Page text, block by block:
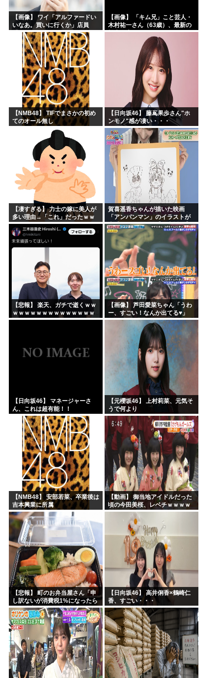
【画像】 ワイ「アルファードい
いなあ。買いに行くか」店員
「ほいっ見積もりな！」ワイ
「金額おかしくね？」←お前ら
もそう思うよな？？？？？
【画像】 「キム兄」こと芸人・
木村祐一さん（63歳）、最新の
松本人志さんとのツーショット
が完全に別人だとネット騒然！
「マジで誰かわからん」...
【NMB48】 TIFでまさかの初め
てのオール無し
【日向坂46】 藤嶌果歩さん"ホ
ンモノ"感が凄い・・・
【凄すぎる】 力士の嫁に美人が
多い理由→「これ」だったｗｗ
ｗｗｗｗｗ
賀喜遥香ちゃんが描いた映画
「アンパンマン」のイラストが
上手すぎる！！！【乃木坂46】
【悲報】 楽天、ガチで逝くｗｗ
ｗｗｗｗｗｗｗｗｗｗｗｗｗｗ
ｗｗｗｗ
【画像】 芦田愛菜ちゃん「うわ
ー、すごい！なんか出てる♥」
【日向坂46】 マネージャーさ
ん、これは超有能！！
【元櫻坂46】 上村莉菜、元気そ
うで何より
【NMB48】 安部若菜、卒業後は
吉本興業に所属
【動画】 御当地アイドルだった
頃の今田美桜、レベチｗｗｗｗ
ｗｗｗｗｗｗｗｗｗｗｗｗｗｗ
【悲報】 町のお弁当屋さん「申
し訳ないが消費税1%になったら
その分商品代を値上げするわ」
【日向坂46】 高井俐香×鶴崎仁
香、すごい・・・